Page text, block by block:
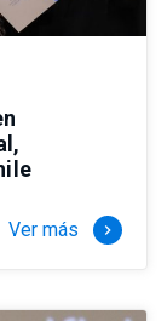
Ver más keyboard_arrow_right